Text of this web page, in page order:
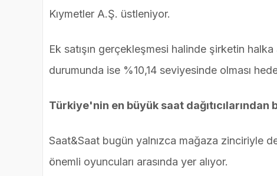
Kıymetler A.Ş. üstleniyor.
Ek satışın gerçekleşmesi halinde şirketin halka
durumunda ise %10,14 seviyesinde olması
Türkiye'nin en büyük saat dağıtıcılarından
Saat&Saat bugün yalnızca mağaza zinciriyle
önemli oyuncuları arasında yer alıyor.